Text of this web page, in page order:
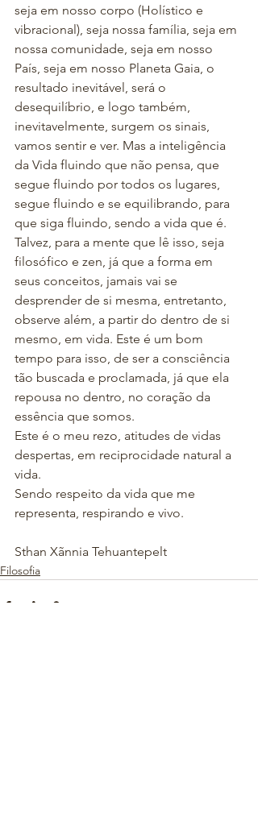
seja em nosso corpo (Holístico e
vibracional), seja nossa família, seja em
nossa comunidade, seja em nosso
País, seja em nosso Planeta Gaia, o
resultado inevitável, será o
desequilíbrio, e logo também,
inevitavelmente, surgem os sinais,
vamos sentir e ver. Mas a inteligência
da Vida fluindo que não pensa, que
segue fluindo por todos os lugares,
segue fluindo e se equilibrando, para
que siga fluindo, sendo a vida que é.
Talvez, para a mente que lê isso, seja
filosófico e zen, já que a forma em
seus conceitos, jamais vai se
desprender de si mesma, entretanto,
observe além, a partir do dentro de si
mesmo, em vida. Este é um bom
tempo para isso, de ser a consciência
tão buscada e proclamada, já que ela
repousa no dentro, no coração da
essência que somos.
Este é o meu rezo, atitudes de vidas
despertas, em reciprocidade natural a
vida.
Sendo respeito da vida que me
representa, respirando e vivo.
Sthan Xãnnia Tehuantepelt
Filosofia